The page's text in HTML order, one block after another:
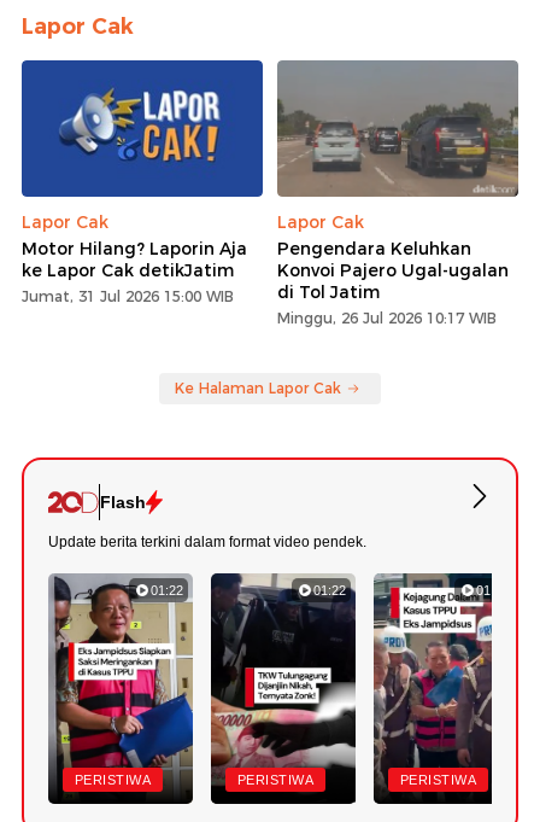
Lapor Cak
Lapor Cak
Motor Hilang? Laporin Aja
ke Lapor Cak detikJatim
Jumat, 31 Jul 2026 15:00 WIB
Lapor Cak
Pengendara Keluhkan
Konvoi Pajero Ugal-ugalan
di Tol Jatim
Minggu, 26 Jul 2026 10:17 WIB
Ke Halaman Lapor Cak
Flash
Update berita terkini dalam format video pendek.
01:22
PERISTIWA
01:22
PERISTIWA
01:18
PERISTIWA